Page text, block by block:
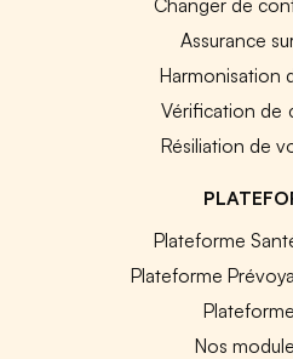
Assurance
Harmonisation
Vérification de
Résiliation de
Plateforme
Plateforme
Nos